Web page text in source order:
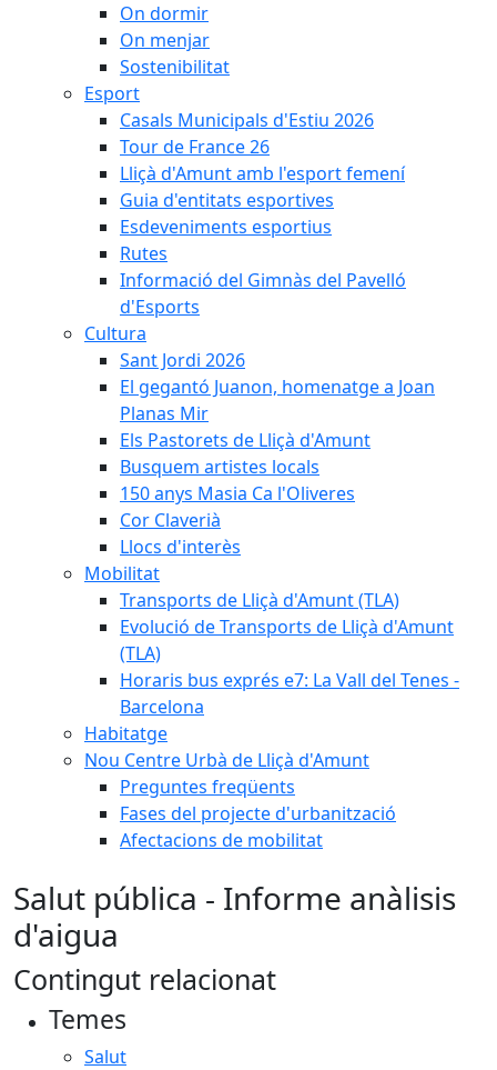
On dormir
On menjar
Sostenibilitat
Esport
Casals Municipals d'Estiu 2026
Tour de France 26
Lliçà d'Amunt amb l'esport femení
Guia d'entitats esportives
Esdeveniments esportius
Rutes
Informació del Gimnàs del Pavelló
d'Esports
Cultura
Sant Jordi 2026
El gegantó Juanon, homenatge a Joan
Planas Mir
Els Pastorets de Lliçà d'Amunt
Busquem artistes locals
150 anys Masia Ca l'Oliveres
Cor Claverià
Llocs d'interès
Mobilitat
Transports de Lliçà d'Amunt (TLA)
Evolució de Transports de Lliçà d'Amunt
(TLA)
Horaris bus exprés e7: La Vall del Tenes -
Barcelona
Habitatge
Nou Centre Urbà de Lliçà d'Amunt
Preguntes freqüents
Fases del projecte d'urbanització
Afectacions de mobilitat
Salut pública - Informe anàlisis
d'aigua
Contingut relacionat
Temes
Salut